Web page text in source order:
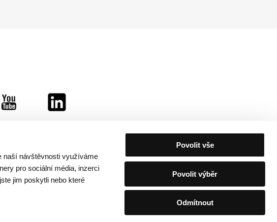
naší návštěvnosti využíváme
pro sociální média, inzerci
jim poskytli nebo které
Povolit vše
Povolit výběr
Odmítnout
i další projekty: